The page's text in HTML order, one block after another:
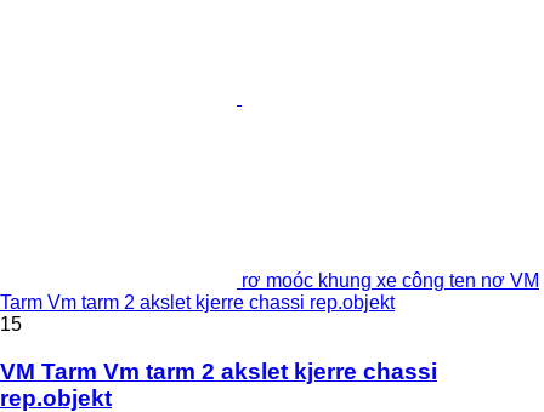
rơ moóc khung xe công ten nơ VM
Tarm Vm tarm 2 akslet kjerre chassi rep.objekt
15
VM Tarm Vm tarm 2 akslet kjerre chassi
rep.objekt